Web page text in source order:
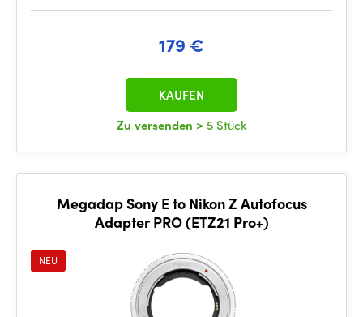
179 €
Zu versenden > 5 Stück
KAUFEN
Megadap Sony E to Nikon Z Autofocus
Adapter PRO (ETZ21 Pro+)
NEU